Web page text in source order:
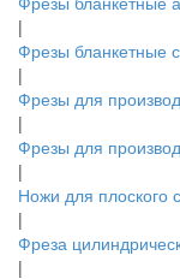
|
Фрезы бланкетные
|
Фрезы для
|
Фрезы для
|
Ножи для плоского
|
Фреза
|